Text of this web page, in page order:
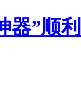
器”顺